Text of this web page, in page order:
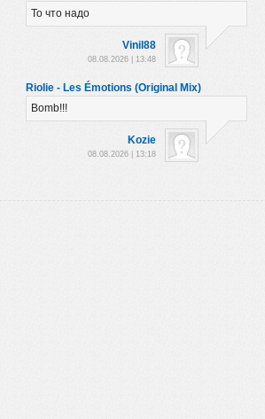
То что надо
Vinil88
08.08.2026 | 13:48
Riolie - Les Émotions (Original Mix)
Bomb!!!
Kozie
08.08.2026 | 13:18